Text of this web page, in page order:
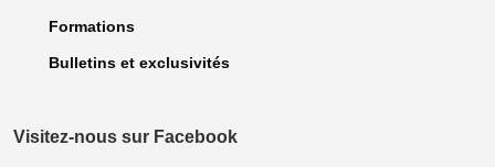
Formations
Bulletins et exclusivités
Visitez-nous sur Facebook